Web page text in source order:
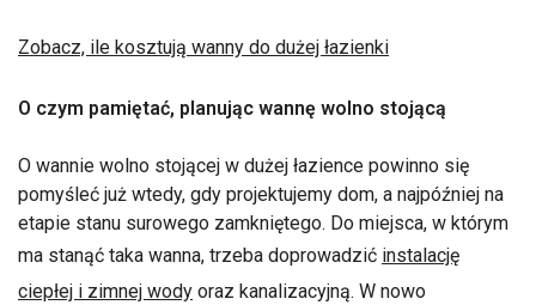
Zobacz, ile kosztują wanny do dużej łazienki
O czym pamiętać, planując wannę wolno stojącą
O wannie wolno stojącej w dużej łazience powinno się
pomyśleć już wtedy, gdy projektujemy dom, a najpóźniej na
etapie stanu surowego zamkniętego. Do miejsca, w którym
ma stanąć taka wanna, trzeba doprowadzić instalację
ciepłej i zimnej wody oraz kanalizacyjną. W nowo